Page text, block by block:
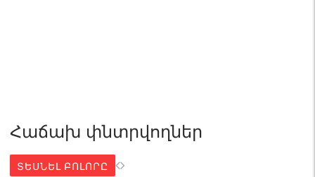
Հաճախ փնտրվողներ
ՏԵՍՆԵԼ ԲՈԼՈՐԸ